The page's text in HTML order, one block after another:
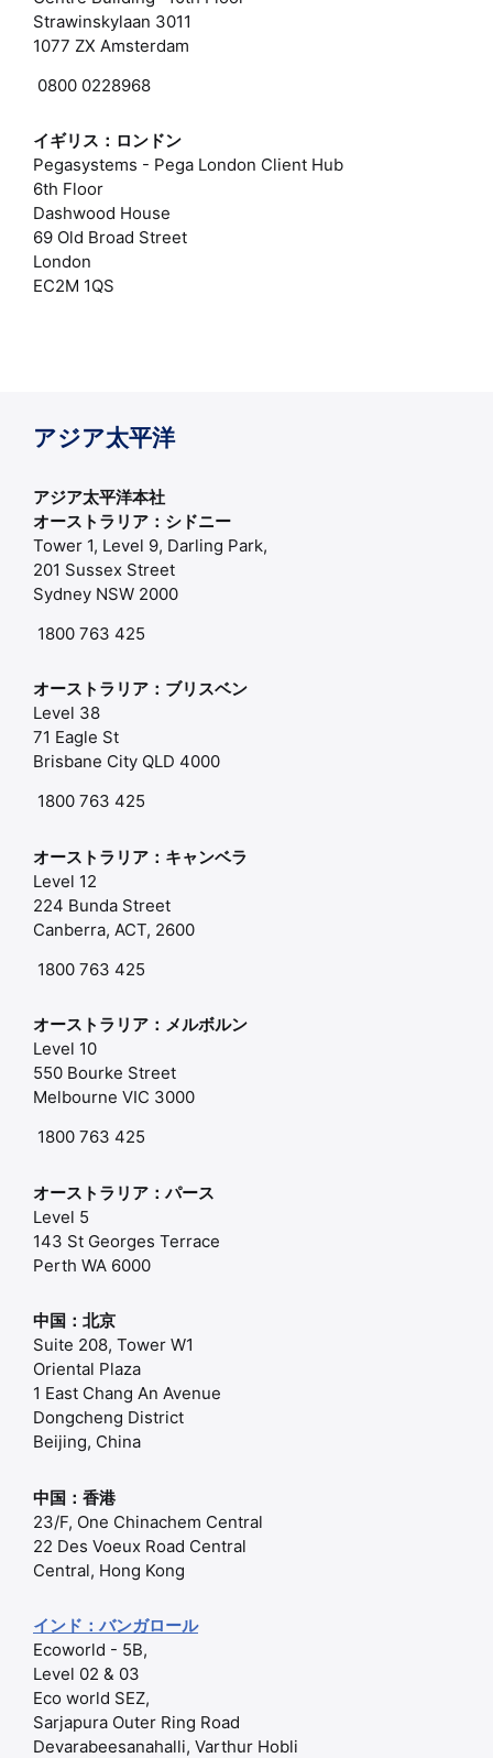
Strawinskylaan 3011
1077 ZX Amsterdam
0800 0228968
イギリス：ロンドン
Pegasystems - Pega London Client Hub
6th Floor
Dashwood House
69 Old Broad Street
London
EC2M 1QS
アジア太平洋
アジア太平洋本社
オーストラリア：シドニー
Tower 1, Level 9, Darling Park,
201 Sussex Street
Sydney NSW 2000
1800 763 425
オーストラリア：ブリスベン
Level 38
71 Eagle St
Brisbane City QLD 4000
1800 763 425
オーストラリア：キャンベラ
Level 12
224 Bunda Street
Canberra, ACT, 2600
1800 763 425
オーストラリア：メルボルン
Level 10
550 Bourke Street
Melbourne VIC 3000
1800 763 425
オーストラリア：パース
Level 5
143 St Georges Terrace
Perth WA 6000
中国：北京
Suite 208, Tower W1
Oriental Plaza
1 East Chang An Avenue
Dongcheng District
Beijing, China
中国：香港
23/F, One Chinachem Central
22 Des Voeux Road Central
Central, Hong Kong
インド：バンガロール
Ecoworld - 5B,
Level 02 & 03
Eco world SEZ,
Sarjapura Outer Ring Road
Devarabeesanahalli, Varthur Hobli